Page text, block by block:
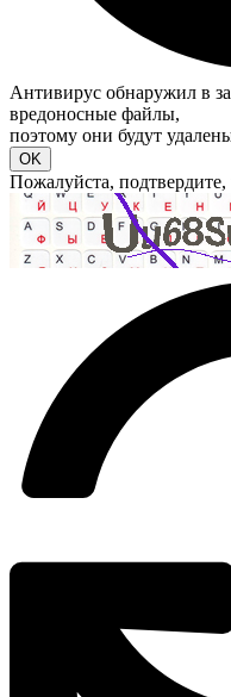
Антивирус обнаружил в
вредоносные файлы,
поэтому они будут
Пожалуйста,